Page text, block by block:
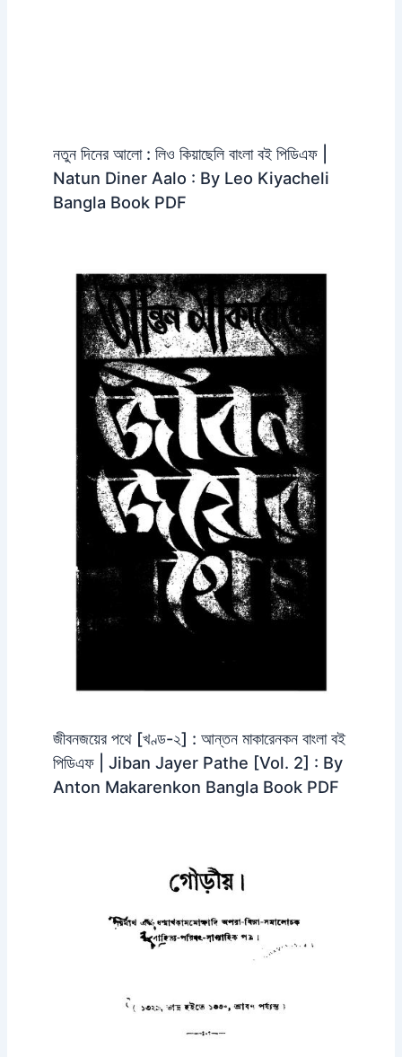
নতুন দিনের আলো : লিও কিয়াছেলি বাংলা বই পিডিএফ |
Natun Diner Aalo : By Leo Kiyacheli
Bangla Book PDF
জীবনজয়ের পথে [খণ্ড-২] : আন্তন মাকারেনকন বাংলা বই
পিডিএফ | Jiban Jayer Pathe [Vol. 2] : By
Anton Makarenkon Bangla Book PDF